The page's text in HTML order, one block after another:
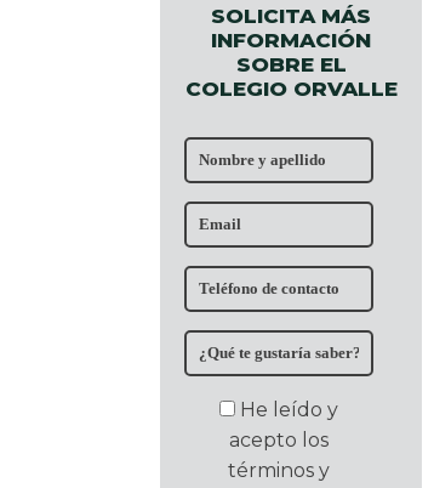
SOLICITA MÁS
INFORMACIÓN
SOBRE EL
COLEGIO ORVALLE
He leído y
acepto los
términos y